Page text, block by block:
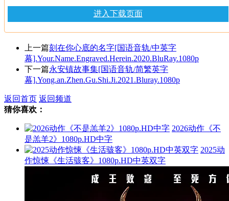
进入下载页面
上一篇刻在你心底的名字[国语音轨/中英字
幕].Your.Name.Engraved.Herein.2020.BluRay.1080p
下一篇永安镇故事集[国语音轨/简繁英字
幕].Yong.an.Zhen.Gu.Shi.Ji.2021.Bluray.1080p
返回首页 返回频道
猜你喜欢：
2026动作《不
是羔羊2》1080p.HD中字
2025动
作惊悚《生活骇客》1080p.HD中英双字